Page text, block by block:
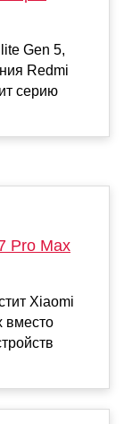
Gen 5,
Redmi
серию
Pro Max
Xiaomi
вместо